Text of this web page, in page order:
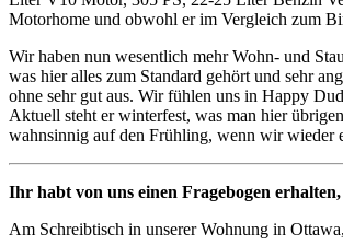
Motorhome und obwohl er im Vergleich zum
Wir haben nun wesentlich mehr Wohn- und
was hier alles zum Standard gehört und sehr
ohne sehr gut aus. Wir fühlen uns in Happy
Aktuell steht er winterfest, was man hier
wahnsinnig auf den Frühling, wenn wir wieder
Ihr habt von uns einen Fragebogen
Am Schreibtisch in unserer Wohnung in